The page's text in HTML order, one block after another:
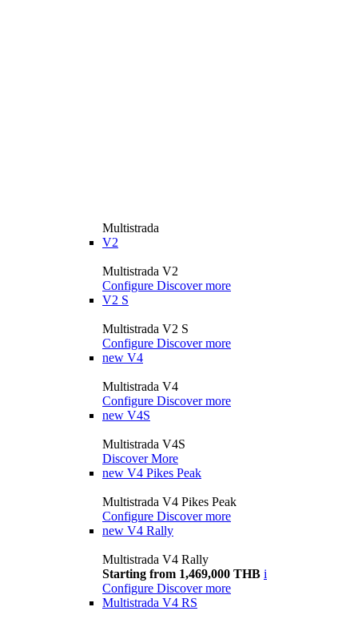
Multistrada
V2
Multistrada V2
Configure Discover more
V2 S
Multistrada V2 S
Configure Discover more
new V4
Multistrada V4
Configure Discover more
new V4S
Multistrada V4S
Discover More
new V4 Pikes Peak
Multistrada V4 Pikes Peak
Configure Discover more
new V4 Rally
Multistrada V4 Rally
Starting from 1,469,000 THB i
Configure Discover more
Multistrada V4 RS